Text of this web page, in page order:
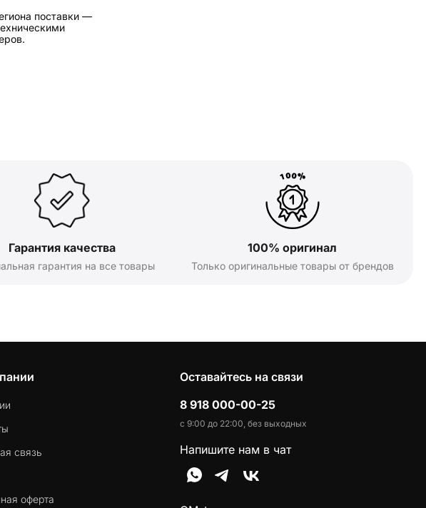
поставки —
Гарантия качества
гарантия на все товары
100% оригинал
Только оригинальные товары от брендов
связь
оферта
Оставайтесь на связи
8 918 000-00-25
с 9:00 до 22:00, без выходных
Напишите нам в чат